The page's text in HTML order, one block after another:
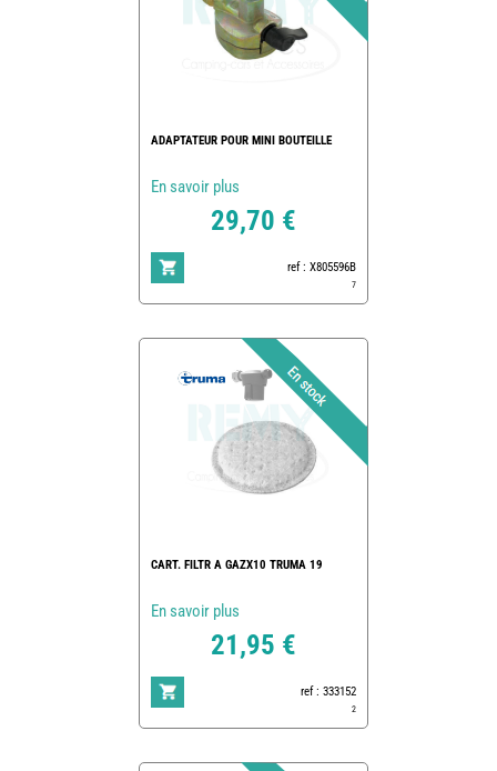
ADAPTATEUR POUR MINI BOUTEILLE
En savoir plus
29,70 €
ref : X805596B
7
CART. FILTR A GAZX10 TRUMA 19
En savoir plus
21,95 €
ref : 333152
2